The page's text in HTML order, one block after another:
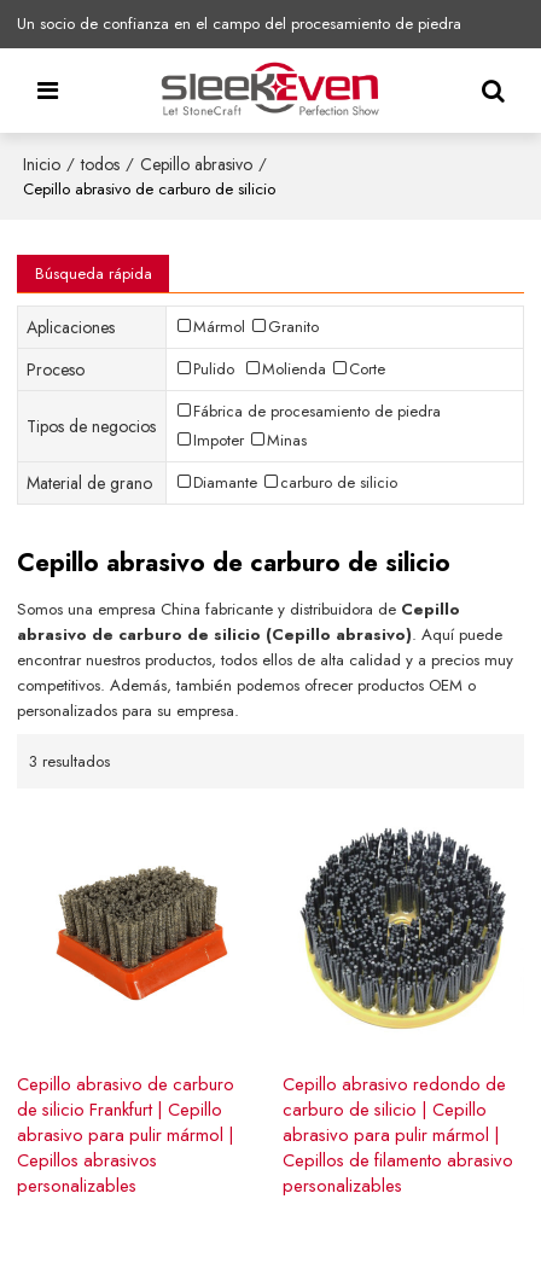
Un socio de confianza en el campo del procesamiento de piedra
Inicio / todos / Cepillo abrasivo /
Cepillo abrasivo de carburo de silicio
Búsqueda rápida
Aplicaciones Mármol Granito
Proceso Pulido Molienda Corte
Tipos de negocios
Fábrica de procesamiento de piedra
Impoter
Minas
Material de grano Diamante carburo de silicio
Cepillo abrasivo de carburo de silicio
Somos una empresa China fabricante y distribuidora de Cepillo
abrasivo de carburo de silicio (Cepillo abrasivo). Aquí puede
encontrar nuestros productos, todos ellos de alta calidad y a precios muy
competitivos. Además, también podemos ofrecer productos OEM o
personalizados para su empresa.
3 resultados
Cepillo abrasivo de carburo
de silicio Frankfurt | Cepillo
abrasivo para pulir mármol |
Cepillos abrasivos
personalizables
Cepillo abrasivo redondo de
carburo de silicio | Cepillo
abrasivo para pulir mármol |
Cepillos de filamento abrasivo
personalizables